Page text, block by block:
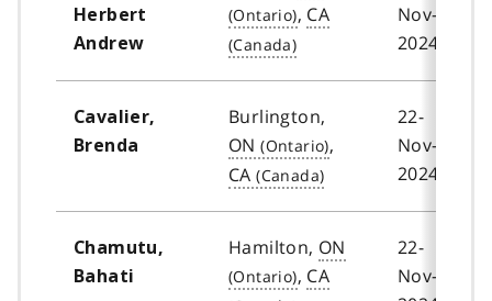
Herbert
Andrew
, CA
Nov-
2024
Cavalier,
Brenda
Burlington,
ON
,
CA
22-
Nov-
2024
Chamutu,
Bahati
Hamilton, ON
, CA
22-
Nov-